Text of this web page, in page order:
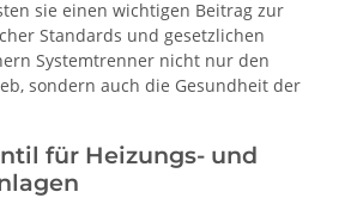
sie einen wichtigen Beitrag zur
Standards und gesetzlichen
Systemtrenner nicht nur den
sondern auch die Gesundheit der
für Heizungs- und